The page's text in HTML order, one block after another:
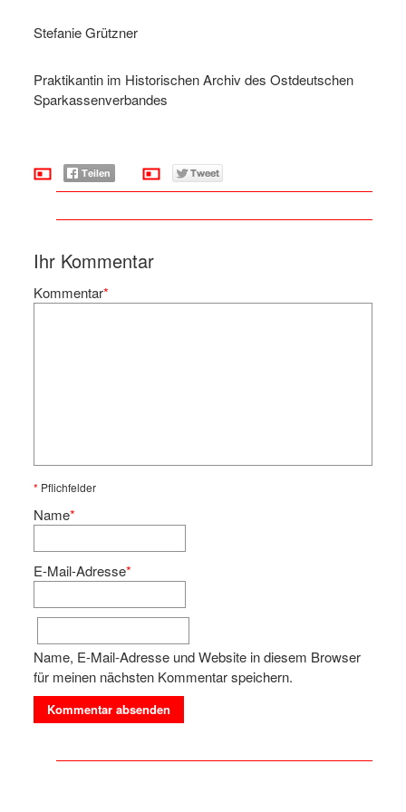
Stefanie Grützner
Praktikantin im Historischen Archiv des Ostdeutschen
Sparkassenverbandes
Ihr Kommentar
Kommentar*
* Pflichfelder
Name*
E-Mail-Adresse*
Name, E-Mail-Adresse und Website in diesem Browser
für meinen nächsten Kommentar speichern.